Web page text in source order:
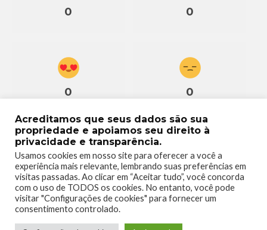
0 0
0 0
0
Acreditamos que seus dados são sua
propriedade e apoiamos seu direito à
privacidade e transparência.
Usamos cookies em nosso site para oferecer a você a
experiência mais relevante, lembrando suas preferências em
visitas passadas. Ao clicar em “Aceitar tudo”, você concorda
com o uso de TODOS os cookies. No entanto, você pode
visitar "Configurações de cookies" para fornecer um
consentimento controlado.